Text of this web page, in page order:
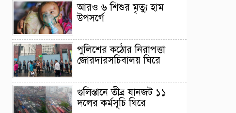
আরও ৬ শিশুর মৃত্যু হাম
উপসর্গে
পুলিশের কঠোর নিরাপত্তা
জোরদারসচিবালয় ঘিরে
গুলিস্তানে তীব্র যানজট ১১
দলের কর্মসূচি ঘিরে